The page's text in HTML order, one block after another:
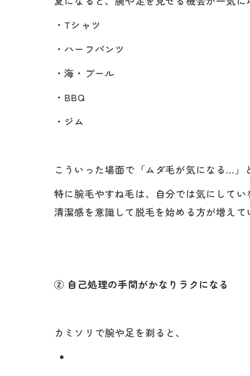
・Tシャツ
・ハーフパンツ
・海・プール
・BBQ
・ジム
こういった場面で「ムダ毛が気になる…」
特に腕毛やすね毛は、自分では気にしてい
清潔感を意識して脱毛を始める方が増えて
② 自己処理の手間がかなりラクになる
カミソリで腕や足を剃ると、